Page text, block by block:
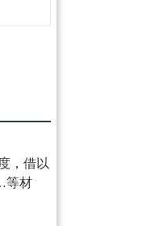
，借以
等材